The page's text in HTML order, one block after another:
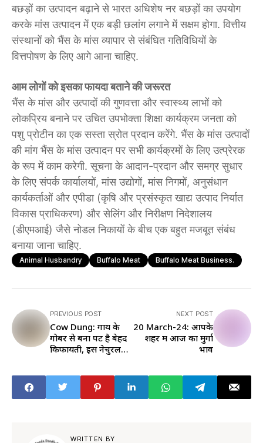
बछड़ों का उत्पादन बढ़ाने से भारत अधिशेष नर बछड़ों का उपयोग
करके मांस उत्पादन में एक बड़ी छलांग लगाने में सक्षम होगा. वित्तीय
संस्थानों को भैंस के मांस व्यापार से संबंधित गतिविधियों के
वित्तपोषण के लिए आगे आना चाहिए.
आम लोगों को इसका फायदा बताने की जरूरत
भैंस के मांस और उत्पादों की गुणवत्ता और स्वास्थ्य लाभों को
लोकप्रिय बनाने पर उचित उपभोक्ता शिक्षा कार्यक्रम जनता को
पशु प्रोटीन का एक सस्ता स्रोत प्रदान करेंगे. भैंस के मांस उत्पादों
की मांग भैंस के मांस उत्पादन पर सभी कार्यक्रमों के लिए उत्प्रेरक
के रूप में काम करेगी. सूचना के आदान-प्रदान और समग्र सुधार
के लिए संपर्क कार्यालयों, मांस उद्योगों, मांस निगमों, अनुसंधान
कार्यकर्ताओं और एपीडा (कृषि और प्रसंस्कृत खाद्य उत्पाद निर्यात
विकास प्राधिकरण) और सेलिंग और निरीक्षण निदेशालय
(डीएमआई) जैसे नोडल निकायों के बीच एक बहुत मजबूत संबंध
बनाया जाना चाहिए.
Animal Husbandry Buffalo Meat Buffalo Meat Business.
PREVIOUS POST
Cow Dung: गाय के
गोबर से बना पेंट है बेहद
किफायती, इस नेचुरल
NEXT POST
20 March-24: आपके
शहर में आज का मुर्गा
भाव
WRITTEN BY